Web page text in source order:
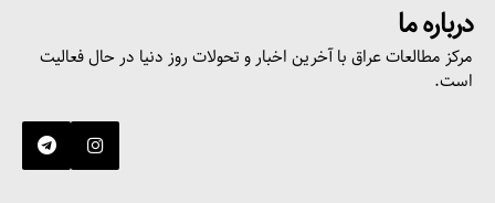
درباره ما
مرکز مطالعات عراق با آخرین اخبار و تحولات روز دنیا در حال فعالیت
است.